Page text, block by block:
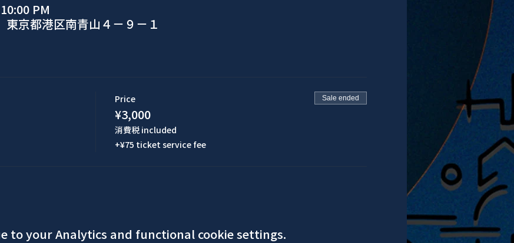
PM
東京都港区南青山４−９−１
Price
¥3,000
消費税 included
+¥75 ticket service fee
Sale ended
to your Analytics and functional cookie settings.